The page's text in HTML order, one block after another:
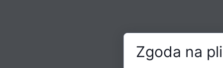
Zgoda na